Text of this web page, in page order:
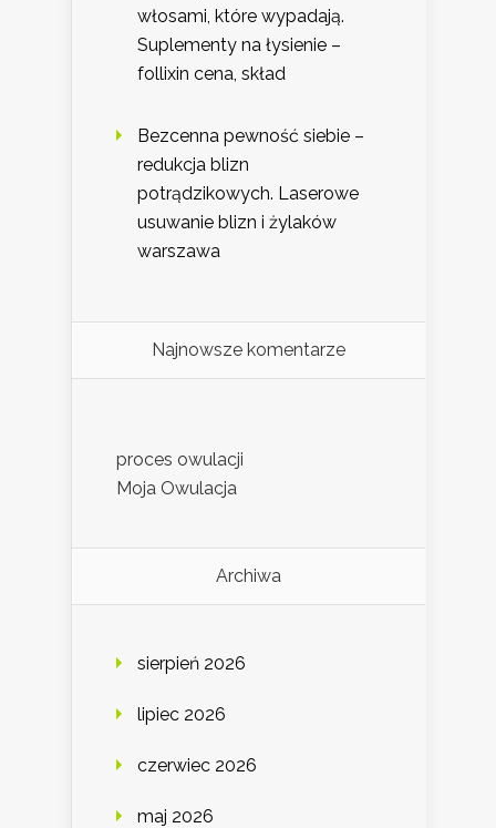
włosami, które wypadają.
Suplementy na łysienie –
follixin cena, skład
Bezcenna pewność siebie –
redukcja blizn
potrądzikowych. Laserowe
usuwanie blizn i żylaków
warszawa
Najnowsze komentarze
proces owulacji
Moja Owulacja
Archiwa
sierpień 2026
lipiec 2026
czerwiec 2026
maj 2026